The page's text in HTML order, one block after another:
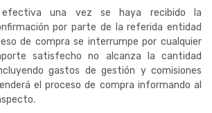
una vez se haya recibido la
por parte de la referida entidad
de compra se interrumpe por cualquier
satisfecho no alcanza la cantidad
gastos de gestión y comisiones
el proceso de compra informando al